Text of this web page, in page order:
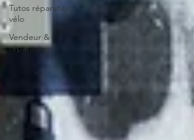
Tutos réparation
vélo
Vendeur &
réparateur